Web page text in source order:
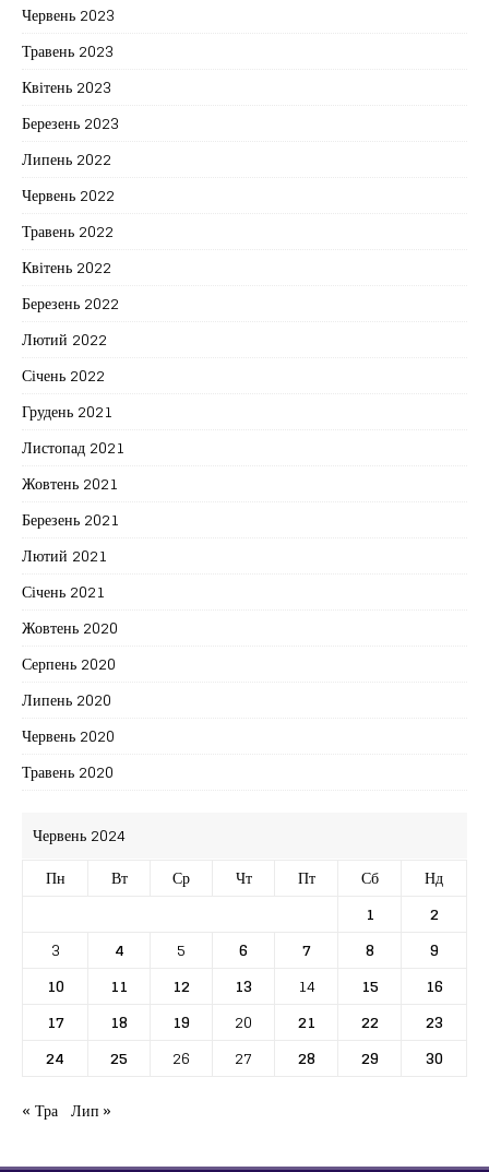
Червень 2023
Травень 2023
Квітень 2023
Березень 2023
Липень 2022
Червень 2022
Травень 2022
Квітень 2022
Березень 2022
Лютий 2022
Січень 2022
Грудень 2021
Листопад 2021
Жовтень 2021
Березень 2021
Лютий 2021
Січень 2021
Жовтень 2020
Серпень 2020
Липень 2020
Червень 2020
Травень 2020
Червень 2024
Пн
Вт Ср Чт Пт Сб
Нд
1
2
3
4 5 6 7 8
9
10
11 12 13 14 15
16
17
18 19 20 21 22
23
24
25 26 27 28 29
30
« Тра Лип »